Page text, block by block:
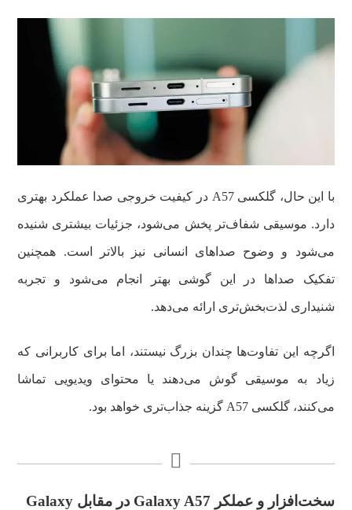
با این حال، گلکسی A57 در کیفیت خروجی صدا عملکرد بهتری
دارد. موسیقی شفاف‌تر پخش می‌شود، جزئیات بیشتری شنیده
می‌شود و وضوح صداهای انسانی نیز بالاتر است. همچنین
تفکیک صداها در این گوشی بهتر انجام می‌شود و تجربه
شنیداری لذت‌بخش‌تری ارائه می‌دهد.
اگرچه این تفاوت‌ها چندان بزرگ نیستند، اما برای کاربرانی که
زیاد به موسیقی گوش می‌دهند یا محتوای ویدیویی تماشا
می‌کنند، گلکسی A57 گزینه جذاب‌تری خواهد بود.
سخت‌افزار و عملکر Galaxy A57 در مقابل Galaxy